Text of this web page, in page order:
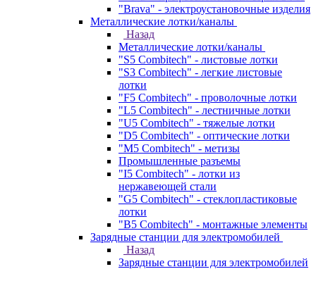
"Brava" - электроустановочные изделия
Металлические лотки/каналы
Назад
Металлические лотки/каналы
"S5 Combitech" - листовые лотки
"S3 Combitech" - легкие листовые
лотки
"F5 Combitech" - проволочные лотки
"L5 Combitech" - лестничные лотки
"U5 Combitech" - тяжелые лотки
"D5 Combitech" - оптические лотки
"M5 Combitech" - метизы
Промышленные разъемы
"I5 Combitech" - лотки из
нержавеющей стали
"G5 Combitech" - стеклопластиковые
лотки
"B5 Combitech" - монтажные элементы
Зарядные станции для электромобилей
Назад
Зарядные станции для электромобилей